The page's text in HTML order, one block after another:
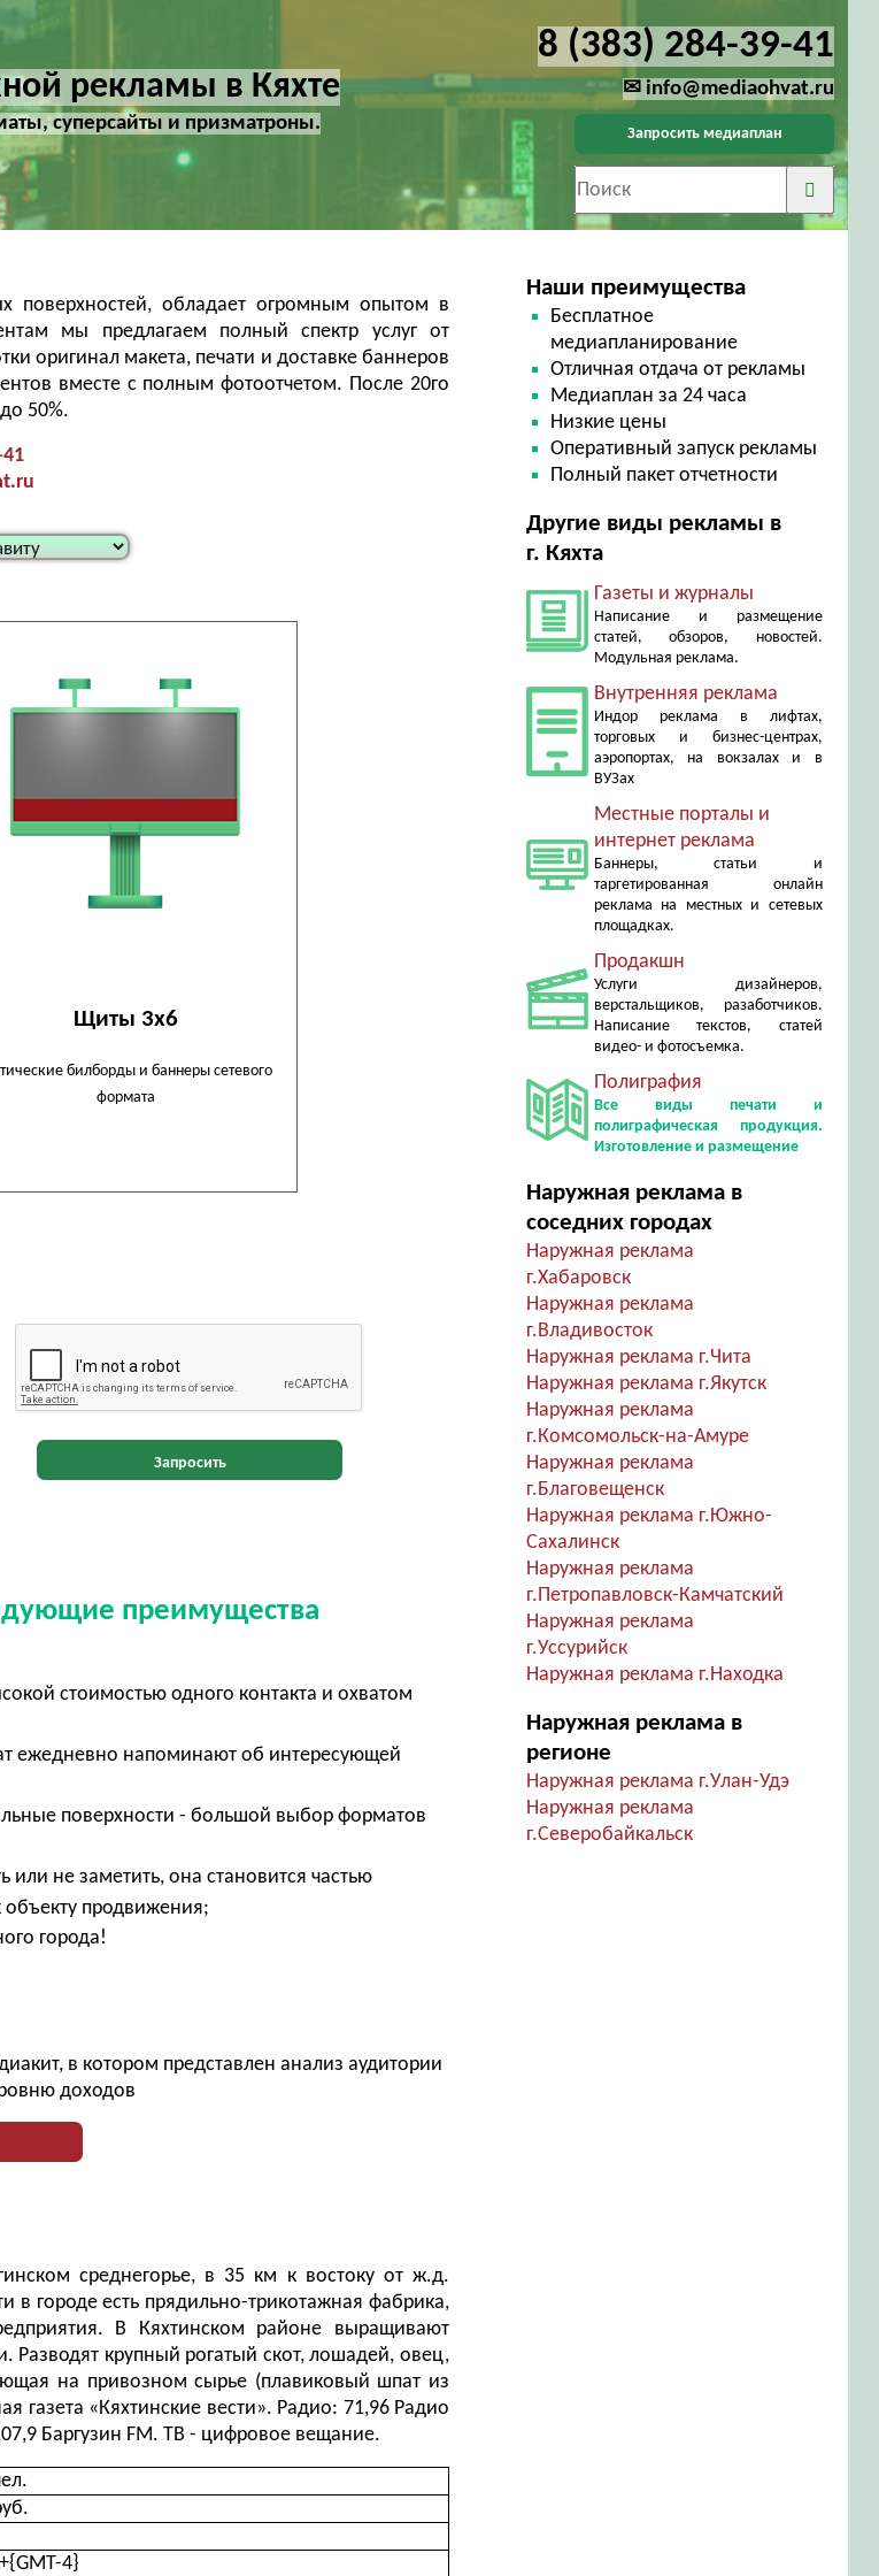
рекламы в Кяхте
суперсайты и призматроны.
8 (383) 284-39-41
✉ info@mediaohvat.ru
Запросить медиаплан
поверхностей, обладает огромным опытом в
мы предлагаем полный спектр услуг от
оригинал макета, печати и доставке баннеров
вместе с полным фотоотчетом. После 20го
50%.
Щиты 3х6
билборды и баннеры сетевого
формата
Запросить
преимущества
стоимостью одного контакта и охватом
ежедневно напоминают об интересующей
поверхности - большой выбор форматов
не заметить, она становится частью
объекту продвижения;
города!
в котором представлен анализ аудитории
доходов
среднегорье, в 35 км к востоку от ж.д.
городе есть прядильно-трикотажная фабрика,
В Кяхтинском районе выращивают
Разводят крупный рогатый скот, лошадей, овец,
на привозном сырье (плавиковый шпат из
«Кяхтинские вести». Радио: 71,96 Радио
Баргузин FM. ТВ - цифровое вещание.
4}
Наши преимущества
Бесплатное
медиапланирование
Отличная отдача от рекламы
Медиаплан за 24 часа
Низкие цены
Оперативный запуск рекламы
Полный пакет отчетности
Другие виды рекламы в
г. Кяхта
Газеты и журналы
Написание и размещение
статей, обзоров, новостей.
Модульная реклама.
Внутренняя реклама
Индор реклама в лифтах,
торговых и бизнес-центрах,
аэропортах, на вокзалах и в
ВУЗах
Местные порталы и
интернет реклама
Баннеры, статьи и
таргетированная онлайн
реклама на местных и сетевых
площадках.
Продакшн
Услуги дизайнеров,
верстальщиков, разаботчиков.
Написание текстов, статей
видео- и фотосъемка.
Полиграфия
Все виды печати и
полиграфическая продукция.
Изготовление и размещение
Наружная реклама в
соседних городах
Наружная реклама
г.Хабаровск
Наружная реклама
г.Владивосток
Наружная реклама г.Чита
Наружная реклама г.Якутск
Наружная реклама
г.Комсомольск-на-Амуре
Наружная реклама
г.Благовещенск
Наружная реклама г.Южно-
Сахалинск
Наружная реклама
г.Петропавловск-Камчатский
Наружная реклама
г.Уссурийск
Наружная реклама г.Находка
Наружная реклама в
регионе
Наружная реклама г.Улан-Удэ
Наружная реклама
г.Северобайкальск